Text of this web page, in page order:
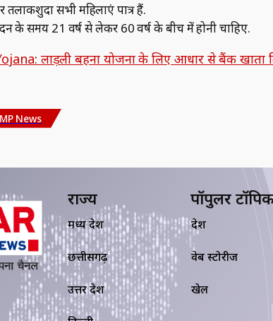
तलाकशुदा सभी महिलाएं पात्र हैं.
के समय 21 वर्ष से लेकर 60 वर्ष के बीच में होनी चाहिए.
लाड़ली बहना योजना के लिए आधार से बैंक खाता
MP News
राज्य
मध्य प्रदेश
छत्तीसगढ़
उत्तर प्रदेश
पॉपुलर
देश
वेब स्टोरीज
खेल